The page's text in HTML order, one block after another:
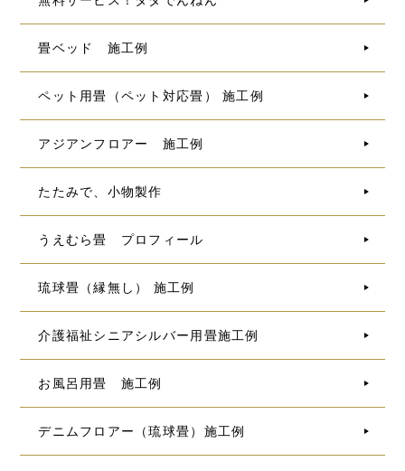
畳ベッド 施工例
ペット用畳（ペット対応畳） 施工例
アジアンフロアー 施工例
たたみで、小物製作
うえむら畳 プロフィール
琉球畳（縁無し） 施工例
介護福祉シニアシルバー用畳施工例
お風呂用畳 施工例
デニムフロアー（琉球畳）施工例